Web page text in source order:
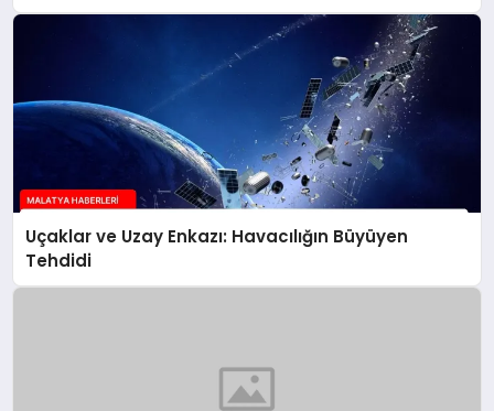
Uçaklar ve Uzay Enkazı: Havacılığın Büyüyen
Tehdidi